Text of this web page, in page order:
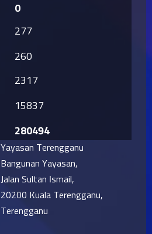
0
277
260
2317
15837
280494
Yayasan Terengganu
Bangunan Yayasan,
Jalan Sultan Ismail,
20200 Kuala Terengganu,
Terengganu